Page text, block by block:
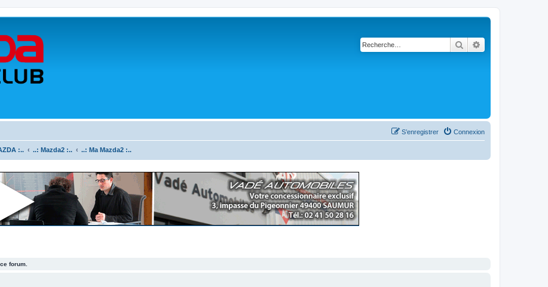
Rechercher
Connexion
S’enregistrer
:.. ..: Mazda2 :.. ..: Ma Mazda2 :..
forum.